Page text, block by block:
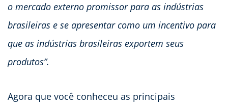
o mercado externo promissor para as indústrias
brasileiras e se apresentar como um incentivo para
que as indústrias brasileiras exportem seus
produtos”.
Agora que você conheceu as principais